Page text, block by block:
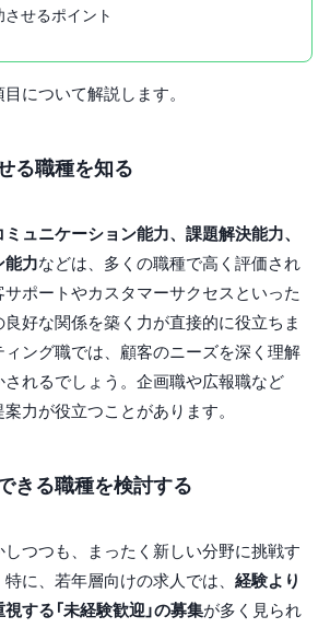
せるポイント
について解説します。
る職種を知る
ミュニケーション能力、課題解決能力、
能力などは、多くの職種で高く評価され
サポートやカスタマーサクセスといった
好な関係を築く力が直接的に役立ちま
ング職では、顧客のニーズを深く理解
れるでしょう。企画職や広報職など
力が役立つことがあります。
きる職種を検討する
つつも、まったく新しい分野に挑戦す
に、若年層向けの求人では、 経験より
する「未経験歓迎」の募集が多く見られ